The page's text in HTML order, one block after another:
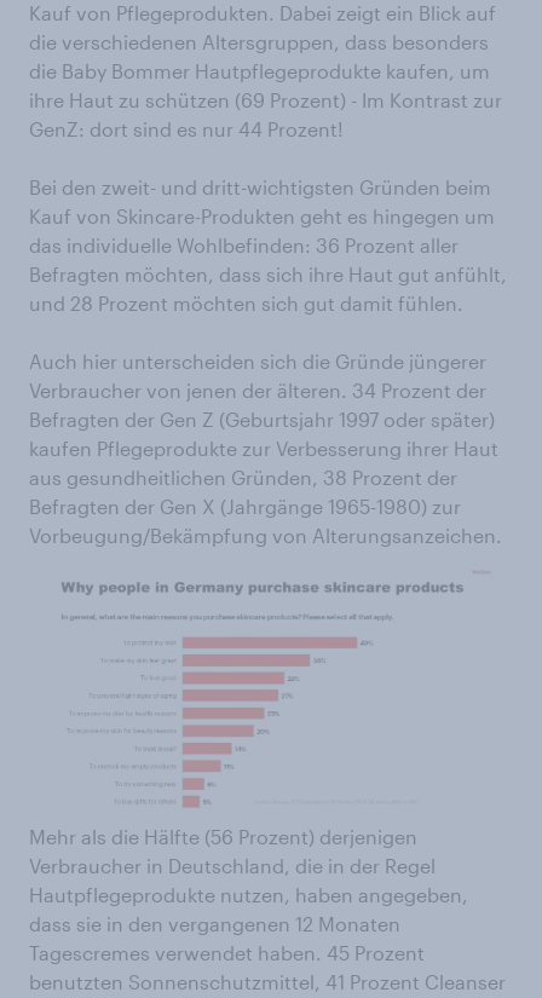
Kauf von Pflegeprodukten. Dabei zeigt ein Blick auf
die verschiedenen Altersgruppen, dass besonders
die Baby Bommer Hautpflegeprodukte kaufen, um
ihre Haut zu schützen (69 Prozent) - Im Kontrast zur
GenZ: dort sind es nur 44 Prozent!
Bei den zweit- und dritt-wichtigsten Gründen beim
Kauf von Skincare-Produkten geht es hingegen um
das individuelle Wohlbefinden: 36 Prozent aller
Befragten möchten, dass sich ihre Haut gut anfühlt,
und 28 Prozent möchten sich gut damit fühlen.
Auch hier unterscheiden sich die Gründe jüngerer
Verbraucher von jenen der älteren. 34 Prozent der
Befragten der Gen Z (Geburtsjahr 1997 oder später)
kaufen Pflegeprodukte zur Verbesserung ihrer Haut
aus gesundheitlichen Gründen, 38 Prozent der
Befragten der Gen X (Jahrgänge 1965-1980) zur
Vorbeugung/Bekämpfung von Alterungsanzeichen.
Mehr als die Hälfte (56 Prozent) derjenigen
Verbraucher in Deutschland, die in der Regel
Hautpflegeprodukte nutzen, haben angegeben,
dass sie in den vergangenen 12 Monaten
Tagescremes verwendet haben. 45 Prozent
benutzten Sonnenschutzmittel, 41 Prozent Cleanser